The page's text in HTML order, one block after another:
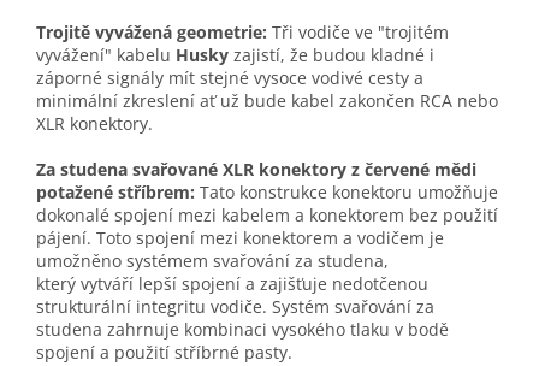
Trojitě vyvážená geometrie: Tři vodiče ve "trojitém
vyvážení" kabelu Husky zajistí, že budou kladné i
záporné signály mít stejné vysoce vodivé cesty a
minimální zkreslení ať už bude kabel zakončen RCA nebo
XLR konektory.
Za studena svařované XLR konektory z červené mědi
potažené stříbrem: Tato konstrukce konektoru umožňuje
dokonalé spojení mezi kabelem a konektorem bez použití
pájení. Toto spojení mezi konektorem a vodičem je
umožněno systémem svařování za studena,
který vytváří lepší spojení a zajišťuje nedotčenou
strukturální integritu vodiče. Systém svařování za
studena zahrnuje kombinaci vysokého tlaku v bodě
spojení a použití stříbrné pasty.